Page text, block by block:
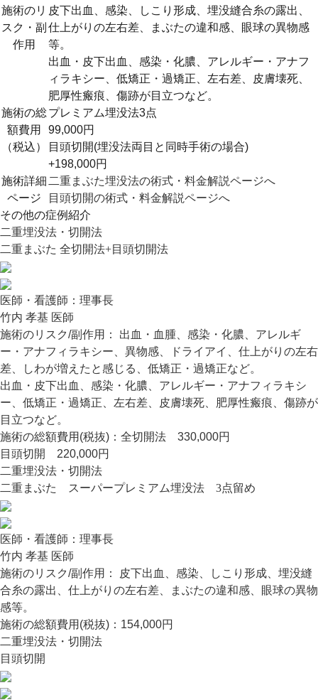
施術のリ
スク・副
作用
皮下出血、感染、しこり形成、埋没縫合糸の露出、
仕上がりの左右差、まぶたの違和感、眼球の異物感
等。
出血・皮下出血、感染・化膿、アレルギー・アナフ
ィラキシー、低矯正・過矯正、左右差、皮膚壊死、
肥厚性瘢痕、傷跡が目立つなど。
施術の総
額費用
（税込）
プレミアム埋没法3点
99,000円
目頭切開(埋没法両目と同時手術の場合)
+198,000円
施術詳細
ページ
二重まぶた埋没法の術式・料金解説ページへ
目頭切開の術式・料金解説ページへ
その他の症例紹介
二重埋没法・切開法
二重まぶた 全切開法+目頭切開法
医師・看護師： 理事長
竹内 孝基 医師
施術のリスク/副作用：
出血・血腫、感染・化膿、アレルギ
ー・アナフィラキシー、異物感、ドライアイ、仕上がりの左右
差、しわが増えたと感じる、低矯正・過矯正など。
出血・皮下出血、感染・化膿、アレルギー・アナフィラキシ
ー、低矯正・過矯正、左右差、皮膚壊死、肥厚性瘢痕、傷跡が
目立つなど。
施術の総額費用(税抜)： 全切開法 330,000円
目頭切開 220,000円
二重埋没法・切開法
二重まぶた スーパープレミアム埋没法 3点留め
医師・看護師： 理事長
竹内 孝基 医師
施術のリスク/副作用：
皮下出血、感染、しこり形成、埋没縫
合糸の露出、仕上がりの左右差、まぶたの違和感、眼球の異物
感等。
施術の総額費用(税抜)： 154,000円
二重埋没法・切開法
目頭切開